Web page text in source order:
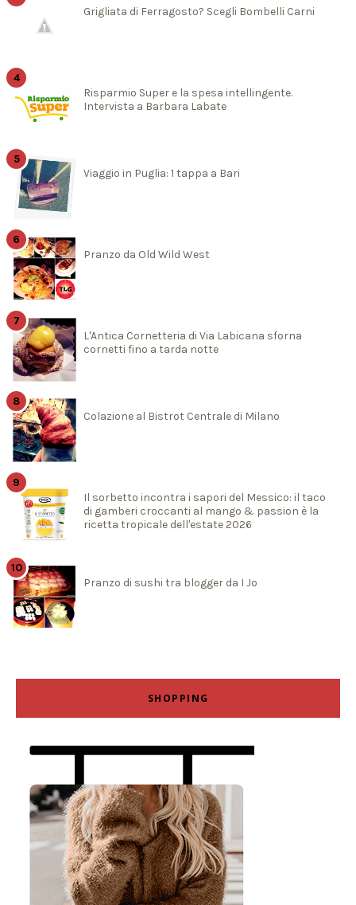
Grigliata di Ferragosto? Scegli Bombelli Carni
Risparmio Super e la spesa intellingente.
Intervista a Barbara Labate
Viaggio in Puglia: 1 tappa a Bari
Pranzo da Old Wild West
L'Antica Cornetteria di Via Labicana sforna
cornetti fino a tarda notte
Colazione al Bistrot Centrale di Milano
Il sorbetto incontra i sapori del Messico: il taco
di gamberi croccanti al mango & passion è la
ricetta tropicale dell'estate 2026
Pranzo di sushi tra blogger da I Jo
SHOPPING